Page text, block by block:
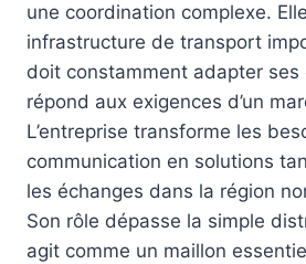
une coordination complexe.
infrastructure de transport
doit constamment adapter ses
répond aux exigences d’un
L’entreprise transforme les
communication en solutions
les échanges dans la région
Son rôle dépasse la simple
agit comme un maillon